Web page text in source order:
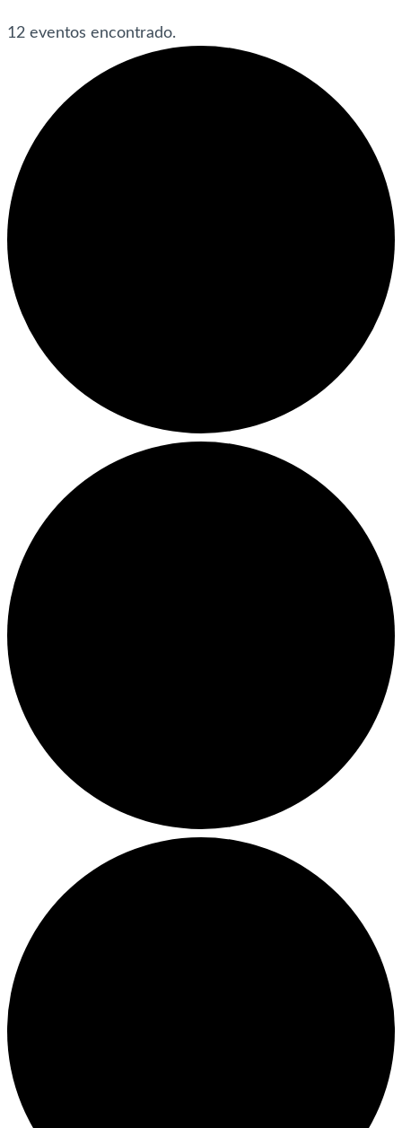
12 eventos encontrado.